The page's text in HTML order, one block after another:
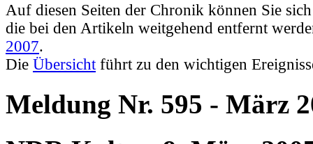
Auf diesen Seiten der Chronik können Sie
die bei den Artikeln weitgehend entfernt
2007.
Die Übersicht führt zu den wichtigen
Meldung Nr. 595 - März